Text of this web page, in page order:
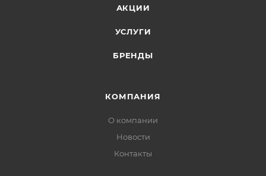
АКЦИИ
УСЛУГИ
БРЕНДЫ
КОМПАНИЯ
О компании
Новости
Контакты